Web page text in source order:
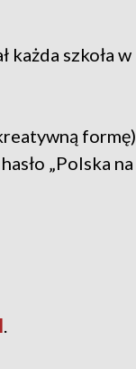
każda szkoła w
formę),
„Polska na